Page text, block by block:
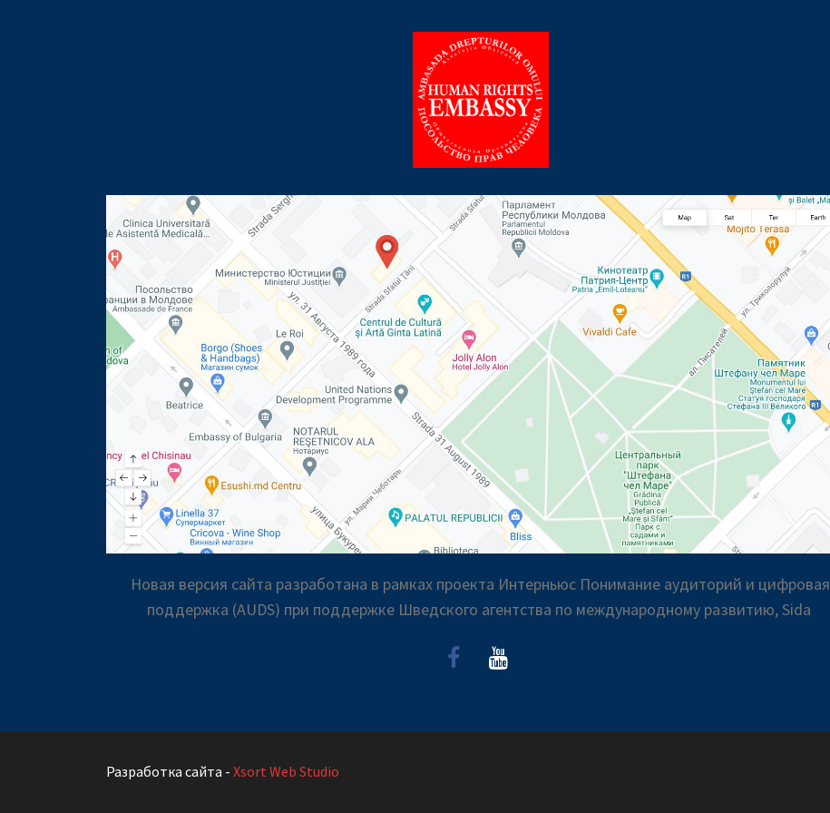
Новая версия сайта разработана в рамках проекта Интерньюс Понимание аудиторий и цифровая
поддержка (AUDS) при поддержке Шведского агентства по международному развитию, Sida
Разработка сайта - Xsort Web Studio